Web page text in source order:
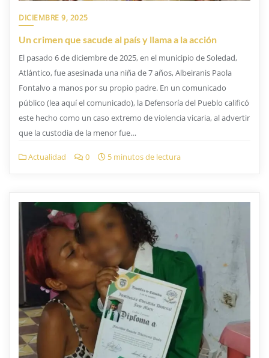
DICIEMBRE 9, 2025
Un crimen que sacude al país y llama a la acción
El pasado 6 de diciembre de 2025, en el municipio de Soledad,
Atlántico, fue asesinada una niña de 7 años, Albeiranis Paola
Fontalvo a manos por su propio padre. En un comunicado
público (lea aquí el comunicado), la Defensoría del Pueblo calificó
este hecho como un caso extremo de violencia vicaria, al advertir
que la custodia de la menor fue…
Actualidad 0 5 minutos de lectura